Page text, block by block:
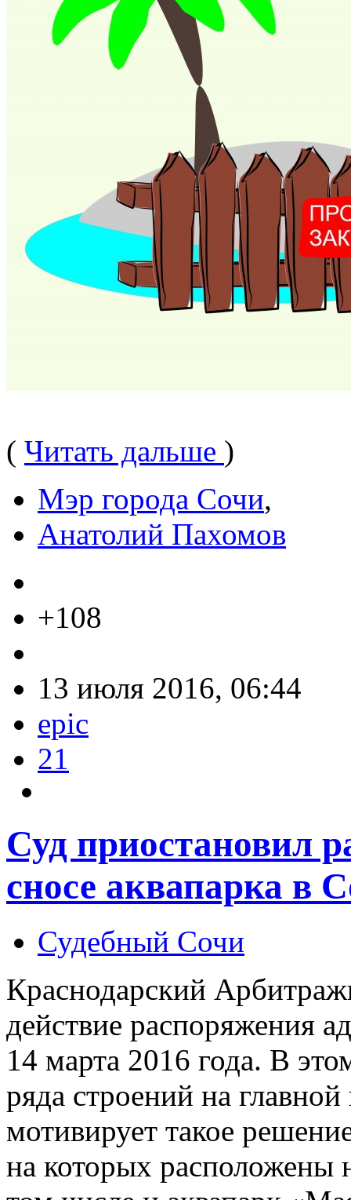
( Читать дальше )
Мэр города Сочи,
Анатолий Пахомов
+108
13 июля 2016, 06:44
epic
21
Суд приостановил
сносе аквапарка в
Судебный Сочи
Краснодарский
действие распоряжения
14 марта 2016 года. В
ряда строений на
мотивирует такое
на которых расположены